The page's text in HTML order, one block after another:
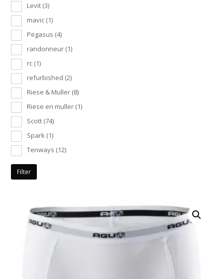
Levit (3)
mavic (1)
Pegasus (4)
randonneur (1)
rc (1)
refurbished (2)
Riese & Muller (8)
Riese en muller (1)
Scott (74)
Spark (1)
Tenways (12)
Filter